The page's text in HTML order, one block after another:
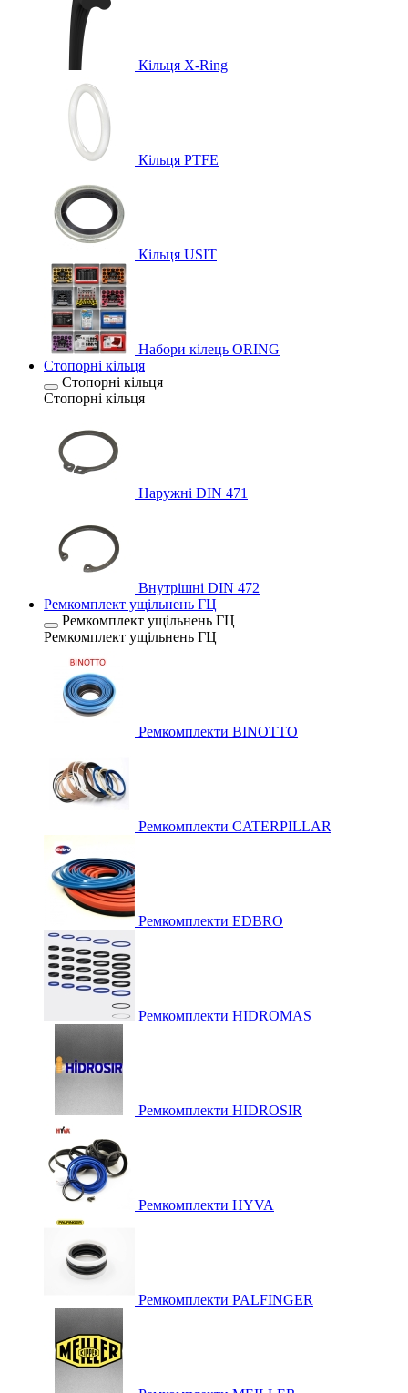
Кільця X-Ring
Кільця PTFE
Кільця USIT
Набори кілець ORING
Стопорні кільця
Стопорні кільця
Стопорні кільця
Наружні DIN 471
Внутрішні DIN 472
Ремкомплект ущільнень ГЦ
Ремкомплект ущільнень ГЦ
Ремкомплект ущільнень ГЦ
Ремкомплекти BINOTTO
Ремкомплекти CATERPILLAR
Ремкомплекти EDBRO
Ремкомплекти HIDROMAS
Ремкомплекти HIDROSIR
Ремкомплекти HYVA
Ремкомплекти PALFINGER